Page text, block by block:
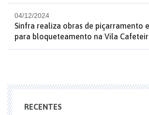
04/12/2024
Sinfra realiza obras de piçarramento
para bloqueteamento na Vila
RECENTES